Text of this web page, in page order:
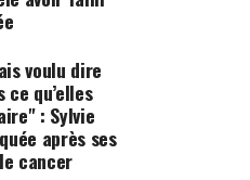
voulu dire
ce qu’elles
: Sylvie
après ses
cancer